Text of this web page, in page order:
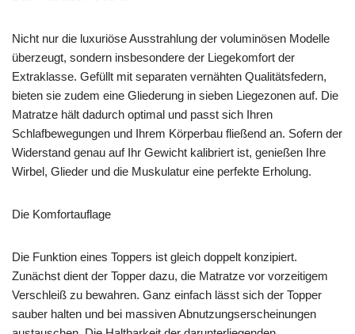
Nicht nur die luxuriöse Ausstrahlung der voluminösen Modelle
überzeugt, sondern insbesondere der Liegekomfort der
Extraklasse. Gefüllt mit separaten vernähten Qualitätsfedern,
bieten sie zudem eine Gliederung in sieben Liegezonen auf. Die
Matratze hält dadurch optimal und passt sich Ihren
Schlafbewegungen und Ihrem Körperbau fließend an. Sofern der
Widerstand genau auf Ihr Gewicht kalibriert ist, genießen Ihre
Wirbel, Glieder und die Muskulatur eine perfekte Erholung.
Die Komfortauflage
Die Funktion eines Toppers ist gleich doppelt konzipiert.
Zunächst dient der Topper dazu, die Matratze vor vorzeitigem
Verschleiß zu bewahren. Ganz einfach lässt sich der Topper
sauber halten und bei massiven Abnutzungserscheinungen